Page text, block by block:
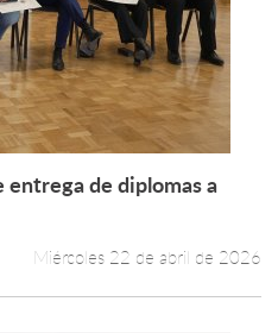
Leer más +
entrega de diplomas a
Miércoles 22 de abril de 2026